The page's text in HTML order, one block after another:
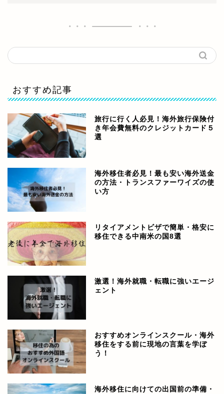
おすすめ記事
旅行に行く人必見！海外旅行保険付
き年会費無料のクレジットカード５
選
海外移住者必見！最も安い海外送金
の方法・トランスファーワイズの使
い方
リタイアメントビザで簡単・格安に
移住できる中南米の国8選
激選！海外就職・転職に強いエージ
ェント
おすすめオンラインスクール・海外
移住をする前に現地の言葉を学ぼ
う！
海外移住に向けての出国前の準備・